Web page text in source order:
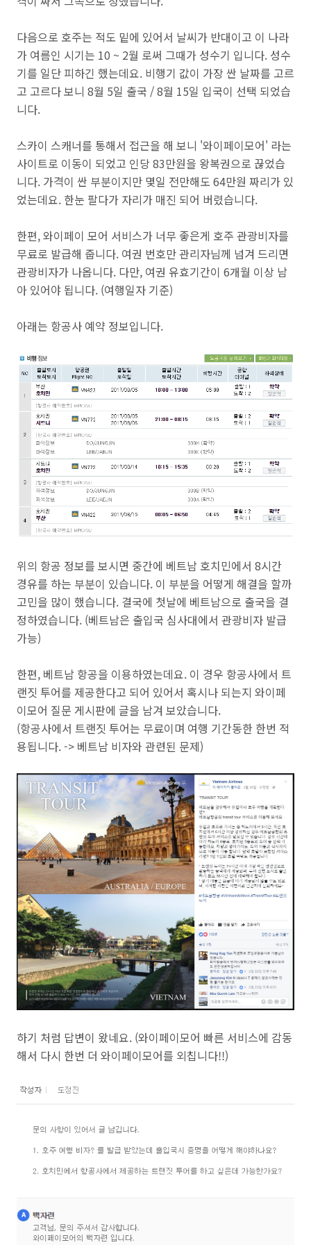
다음으로 호주는 적도 밑에 있어서 날씨가 반대이고 이 나라
가 여름인 시기는 10 ~ 2월 로써 그때가 성수기 입니다. 성수
기를 일단 피하긴 했는데요. 비행기 값이 가장 싼 날짜를 고르
고 고르다 보니 8월 5일 출국 / 8월 15일 입국이 선택 되었습
니다.
스카이 스캐너를 통해서 접근을 해 보니 '와이페이모어' 라는
사이트로 이동이 되었고 인당 83만원을 왕복권으로 끊었습
니다. 가격이 싼 부분이지만 몇일 전만해도 64만원 짜리가 있
었는데요. 한눈 팔다가 자리가 매진 되어 버렸습니다.
한편, 와이페이 모어 서비스가 너무 좋은게 호주 관광비자를
무료로 발급해 줍니다. 여권 번호만 관리자님께 넘겨 드리면
관광비자가 나옵니다. 다만, 여권 유효기간이 6개월 이상 남
아 있어야 됩니다. (여행일자 기준)
아래는 항공사 예약 정보입니다.
위의 항공 정보를 보시면 중간에 베트남 호치민에서 8시간
경유를 하는 부분이 있습니다. 이 부분을 어떻게 해결을 할까
고민을 많이 했습니다. 결국에 첫날에 베트남으로 출국을 결
정하였습니다. (베트남은 출입국 심사대에서 관광비자 발급
가능)
한편, 베트남 항공을 이용하였는데요. 이 경우 항공사에서 트
랜짓 투어를 제공한다고 되어 있어서 혹시나 되는지 와이페
이모어 질문 게시판에 글을 남겨 보았습니다.
(항공사에서 트랜짓 투어는 무료이며 여행 기간동한 한번 적
용됩니다. -> 베트남 비자와 관련된 문제)
하기 처럼 답변이 왔네요. (와이페이모어 빠른 서비스에 감동
해서 다시 한번 더 와이페이모어를 외칩니다!!)